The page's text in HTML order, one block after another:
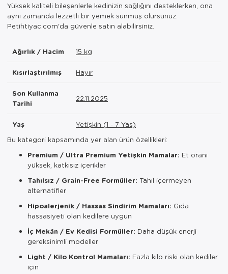
Yüksek kaliteli bileşenlerle kedinizin sağlığını desteklerken, ona
aynı zamanda lezzetli bir yemek sunmuş olursunuz.
Petihtiyac.com'da güvenle satın alabilirsiniz.
Ağırlık / Hacim 15 kg
Kısırlaştırılmış Hayır
Son Kullanma
Tarihi
22.11.2025
Yaş
Yetişkin (1 - 7 Yaş)
Bu kategori kapsamında yer alan ürün özellikleri:
Premium / Ultra Premium Yetişkin Mamalar: Et oranı
yüksek, katkısız içerikler
Tahılsız / Grain-Free Formüller: Tahıl içermeyen
alternatifler
Hipoalerjenik / Hassas Sindirim Mamaları: Gıda
hassasiyeti olan kedilere uygun
İç Mekân / Ev Kedisi Formüller: Daha düşük enerji
gereksinimli modeller
Light / Kilo Kontrol Mamaları: Fazla kilo riski olan kediler
için